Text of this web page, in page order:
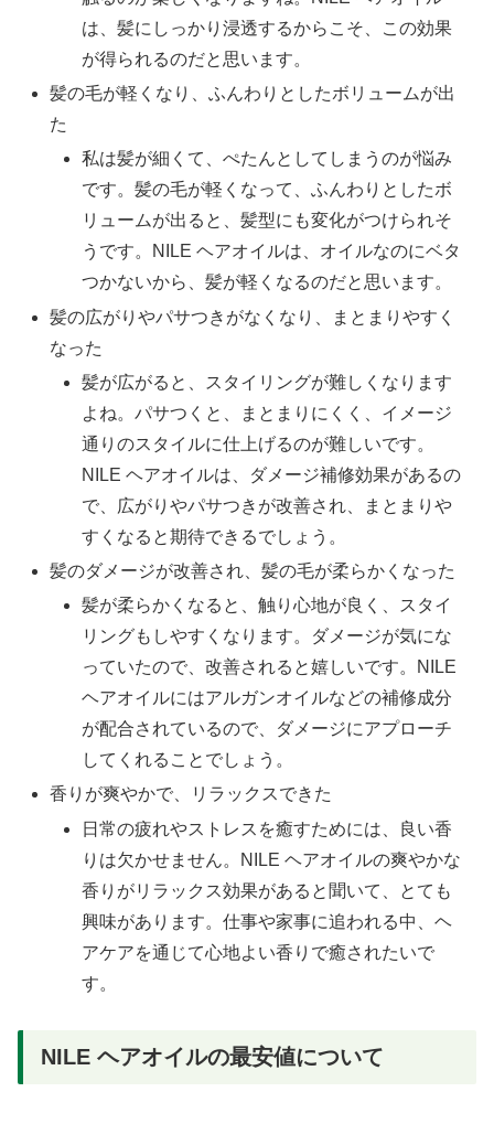
は、髪にしっかり浸透するからこそ、この効果
が得られるのだと思います。
髪の毛が軽くなり、ふんわりとしたボリュームが出
た
私は髪が細くて、ぺたんとしてしまうのが悩み
です。髪の毛が軽くなって、ふんわりとしたボ
リュームが出ると、髪型にも変化がつけられそ
うです。NILE ヘアオイルは、オイルなのにベタ
つかないから、髪が軽くなるのだと思います。
髪の広がりやパサつきがなくなり、まとまりやすく
なった
髪が広がると、スタイリングが難しくなります
よね。パサつくと、まとまりにくく、イメージ
通りのスタイルに仕上げるのが難しいです。
NILE ヘアオイルは、ダメージ補修効果があるの
で、広がりやパサつきが改善され、まとまりや
すくなると期待できるでしょう。
髪のダメージが改善され、髪の毛が柔らかくなった
髪が柔らかくなると、触り心地が良く、スタイ
リングもしやすくなります。ダメージが気にな
っていたので、改善されると嬉しいです。NILE
ヘアオイルにはアルガンオイルなどの補修成分
が配合されているので、ダメージにアプローチ
してくれることでしょう。
香りが爽やかで、リラックスできた
日常の疲れやストレスを癒すためには、良い香
りは欠かせません。NILE ヘアオイルの爽やかな
香りがリラックス効果があると聞いて、とても
興味があります。仕事や家事に追われる中、ヘ
アケアを通じて心地よい香りで癒されたいで
す。
NILE ヘアオイルの最安値について